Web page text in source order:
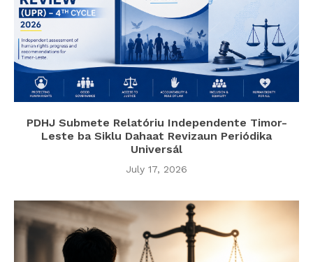
PDHJ Submete Relatóriu Independente Timor-
Leste ba Siklu Dahaat Revizaun Periódika
Universál
July 17, 2026